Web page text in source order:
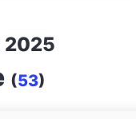
2025
(53)